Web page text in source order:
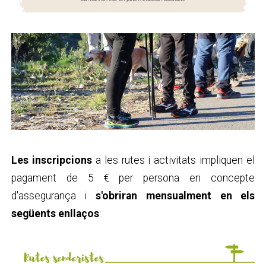
Les inscripcions a les rutes i activitats impliquen el
pagament de 5 € per persona en concepte
d'assegurança is'obriran mensualment en els
següents enllaços: